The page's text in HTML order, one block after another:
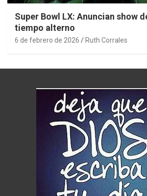
Super Bowl LX: Anuncian show
tiempo alterno
6 de febrero de 2026 Ruth Corrales